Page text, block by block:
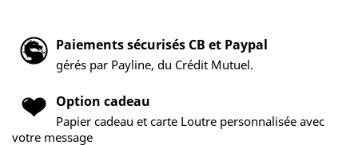
Paiements sécurisés CB et Paypal
gérés par Payline, du Crédit Mutuel.
Option cadeau
Papier cadeau et carte Loutre personnalisée avec
votre message